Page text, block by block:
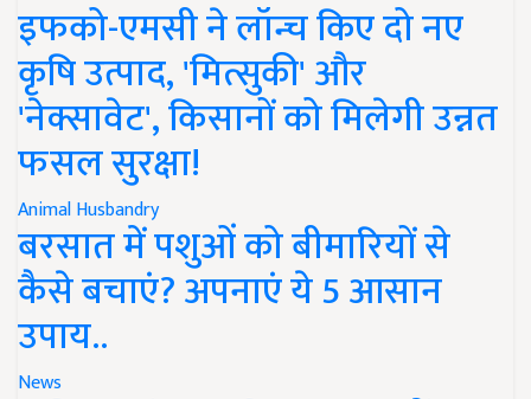
इफको-एमसी ने लॉन्च किए दो नए
कृषि उत्पाद, 'मित्सुकी' और
'नेक्सावेट', किसानों को मिलेगी उन्नत
फसल सुरक्षा!
Animal Husbandry
बरसात में पशुओं को बीमारियों से
कैसे बचाएं? अपनाएं ये 5 आसान
उपाय..
News